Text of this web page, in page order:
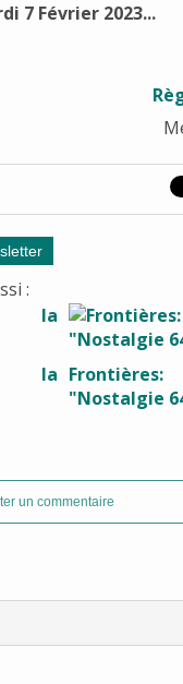
7 Février 2023...
:
la Frontières:
"Nostalgie
un commentaire